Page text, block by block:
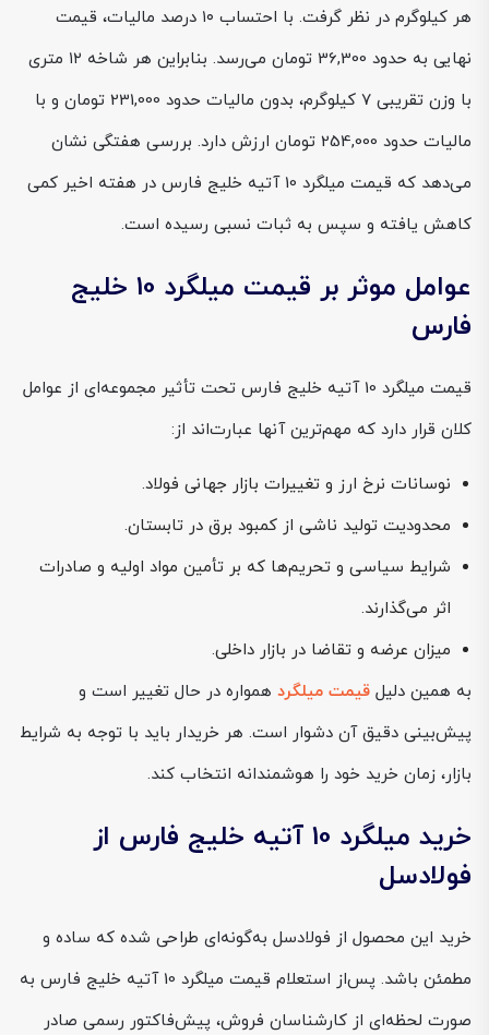
هر کیلوگرم در نظر گرفت. با احتساب ۱۰ درصد مالیات، قیمت
نهایی به حدود 36,300 تومان می‌رسد. بنابراین هر شاخه ۱۲ متری
با وزن تقریبی ۷ کیلوگرم، بدون مالیات حدود 231,000 تومان و با
مالیات حدود 254,000 تومان ارزش دارد. بررسی هفتگی نشان
می‌دهد که قیمت میلگرد 10 آتیه خلیج فارس در هفته اخیر کمی
کاهش یافته و سپس به ثبات نسبی رسیده است.
عوامل موثر بر قیمت میلگرد 10 خلیج
فارس
قیمت میلگرد 10 آتیه خلیج فارس تحت تأثیر مجموعه‌ای از عوامل
کلان قرار دارد که مهم‌ترین آنها عبارت‌اند از:
نوسانات نرخ ارز و تغییرات بازار جهانی فولاد.
محدودیت تولید ناشی از کمبود برق در تابستان.
شرایط سیاسی و تحریم‌ها که بر تأمین مواد اولیه و صادرات
اثر می‌گذارند.
میزان عرضه و تقاضا در بازار داخلی.
به همین دلیل قیمت میلگرد همواره در حال تغییر است و
پیش‌بینی دقیق آن دشوار است. هر خریدار باید با توجه به شرایط
بازار، زمان خرید خود را هوشمندانه انتخاب کند.
خرید میلگرد 10 آتیه خلیج فارس از
فولادسل
خرید این محصول از فولادسل به‌گونه‌ای طراحی شده که ساده و
مطمئن باشد. پس‌از استعلام قیمت میلگرد 10 آتیه خلیج فارس به
صورت لحظه‌ای از کارشناسان فروش، پیش‌فاکتور رسمی صادر